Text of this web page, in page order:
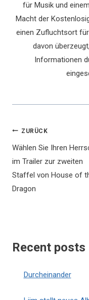
für Musik und
Macht der
einen Zufluchtsort
davon
Informationen
ZURÜCK
Wählen Sie Ihren
im Trailer zur zweiten
Staffel von House of
Dragon
Recent posts
Durcheinander